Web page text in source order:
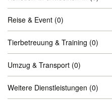
Reise & Event (0)
Tierbetreuung & Training (0)
Umzug & Transport (0)
Weitere Dienstleistungen (0)